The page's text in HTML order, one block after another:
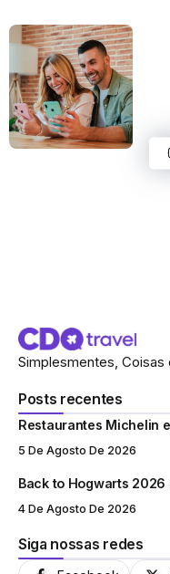
Simplesmentes, Coisas
Posts recentes
Restaurantes Michelin
5 De Agosto De 2026
Back to Hogwarts
4 De Agosto De 2026
Siga nossas redes